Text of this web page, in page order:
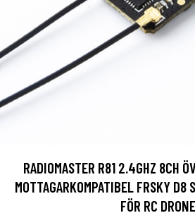
RADIOMASTER R81 2.4GHZ 8CH
MOTTAGARKOMPATIBEL FRSKY D8
FÖR RC DRONE